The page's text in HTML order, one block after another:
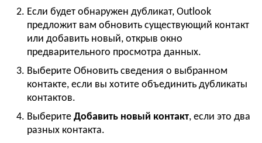
Если будет обнаружен дубликат, Outlook
предложит вам обновить существующий контакт
или добавить новый, открыв окно
предварительного просмотра данных.
Выберите Обновить сведения о выбранном
контакте, если вы хотите объединить дубликаты
контактов.
Выберите Добавить новый контакт, если это два
разных контакта.